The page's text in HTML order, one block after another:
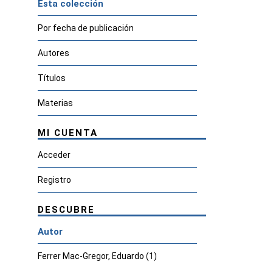
Esta colección
Por fecha de publicación
Autores
Títulos
Materias
MI CUENTA
Acceder
Registro
DESCUBRE
Autor
Ferrer Mac-Gregor, Eduardo (1)